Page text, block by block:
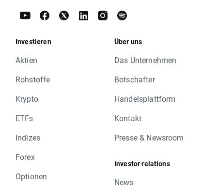
Investieren
Aktien
Rohstoffe
Krypto
ETFs
Indizes
Forex
Optionen
Über uns
Das Unternehmen
Botschafter
Handelsplattform
Kontakt
Presse & Newsroom
Investor relations
News